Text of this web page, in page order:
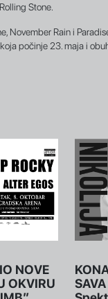
Stone.
November Rain i
počinje 23. maja i
NOVE
OKVIRU